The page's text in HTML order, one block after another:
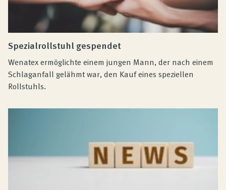
Spezialrollstuhl gespendet
Wenatex ermöglichte einem jungen Mann, der nach einem
Schlaganfall gelähmt war, den Kauf eines speziellen
Rollstuhls.